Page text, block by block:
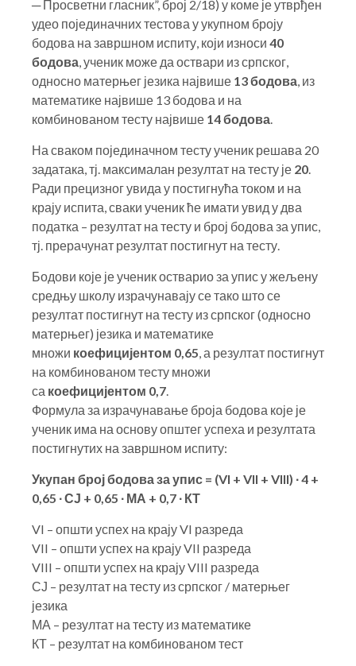
─ Просветни гласник”, број 2/18) у коме је утврђен
удео појединачних тестова у укупном броју
бодова на завршном испиту, који износи 40
бодова, ученик може да оствари из српског,
односно матерњег језика највише 13 бодова, из
математике највише 13 бодова и на
комбинованом тесту највише 14 бодова.
На сваком појединачном тесту ученик решава 20
задатака, тј. максималан резултат на тесту је 20.
Ради прецизног увида у постигнућа током и на
крају испита, сваки ученик ће имати увид у два
податка – резултат на тесту и број бодова за упис,
тј. прерачунат резултат постигнут на тесту.
Бодови које је ученик остварио за упис у жељену
средњу школу израчунавају се тако што се
резултат постигнут на тесту из српског (односно
матерњег) језика и математике
множи коефицијентом 0,65, а резултат постигнут
на комбинованом тесту множи
са коефицијентом 0,7.
Формула за израчунавање броја бодова које је
ученик има на основу општег успеха и резултата
постигнутих на завршном испиту:
Укупан број бодова за упис = (VI + VII + VIII) ∙ 4 +
0,65 ∙ СЈ + 0,65 ∙ МА + 0,7 ∙ КТ
VI – општи успех на крају VI разреда
VII – општи успех на крају VII разреда
VIII – општи успех на крају VIII разреда
СЈ – резултат на тесту из српског / матерњег
језика
МА – резултат на тесту из математике
КТ – резултат на комбинованом тест